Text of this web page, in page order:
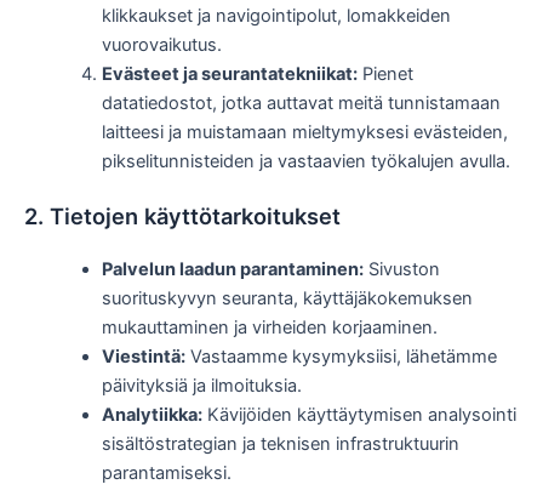
klikkaukset ja navigointipolut, lomakkeiden
vuorovaikutus.
Evästeet ja seurantatekniikat:Pienet
datatiedostot, jotka auttavat meitä tunnistamaan
laitteesi ja muistamaan mieltymyksesi evästeiden,
pikselitunnisteiden ja vastaavien työkalujen avulla.
2. Tietojen käyttötarkoitukset
Palvelun laadun parantaminen:Sivuston
suorituskyvyn seuranta, käyttäjäkokemuksen
mukauttaminen ja virheiden korjaaminen.
Viestintä:Vastaamme kysymyksiisi, lähetämme
päivityksiä ja ilmoituksia.
Analytiikka:Kävijöiden käyttäytymisen analysointi
sisältöstrategian ja teknisen infrastruktuurin
parantamiseksi.